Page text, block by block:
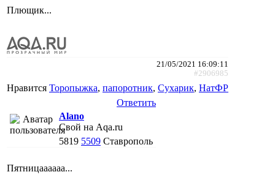
Плющик...
21/05/2021 16:09:11
#2906985
Нравится Торопыжка, папоротник, Сухарик, НатФР
Ответить
Alano
Свой на Aqa.ru
5819 5509 Ставрополь
Пятницаааааа...